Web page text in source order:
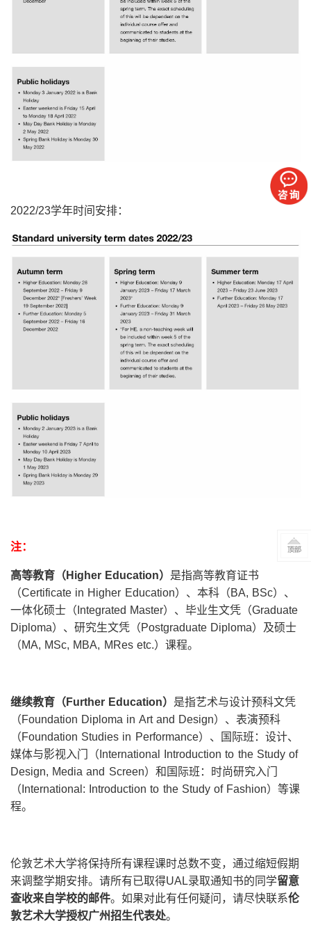
2022/23学年时间安排：
注：
高等教育（ Higher Education） 是指高等教育证书
（Certificate in Higher Education）、本科（BA, BSc）、
一体化硕士（Integrated Master）、毕业生文凭（Graduate
Diploma）、研究生文凭（Postgraduate Diploma）及硕士
（MA, MSc, MBA, MRes etc.）课程。
继续教育（ Further Education） 是指艺术与设计预科文凭
（Foundation Diploma in Art and Design）、表演预科
（Foundation Studies in Performance）、国际班：设计、
媒体与影视入门（International Introduction to the Study of
Design, Media and Screen）和国际班：时尚研究入门
（International: Introduction to the Study of Fashion）等课
程。
伦敦艺术大学将保持所有课程课时总数不变，通过缩短假期
来调整学期安排。请所有已取得UAL录取通知书的同学留意
查收来自学校的邮件。如果对此有任何疑问，请尽快联系伦
敦艺术大学授权广州招生代表处。